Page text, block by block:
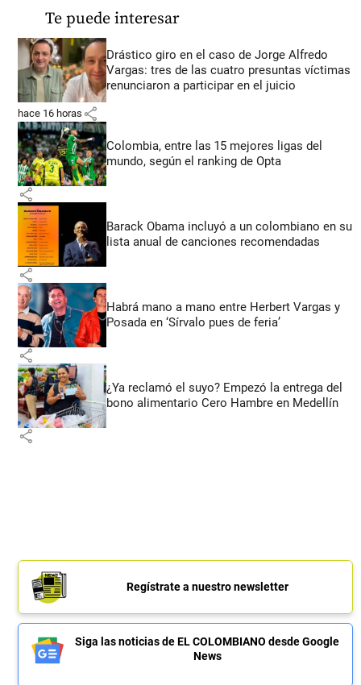
Te puede interesar
Drástico giro en el caso de Jorge Alfredo
Vargas: tres de las cuatro presuntas víctimas
renunciaron a participar en el juicio
hace 16 horas share
Colombia, entre las 15 mejores ligas del
mundo, según el ranking de Opta
share
Barack Obama incluyó a un colombiano en su
lista anual de canciones recomendadas
share
Habrá mano a mano entre Herbert Vargas y
Posada en ‘Sírvalo pues de feria’
share
¿Ya reclamó el suyo? Empezó la entrega del
bono alimentario Cero Hambre en Medellín
share
Regístrate a nuestro newsletter
Siga las noticias de EL COLOMBIANO desde Google
News